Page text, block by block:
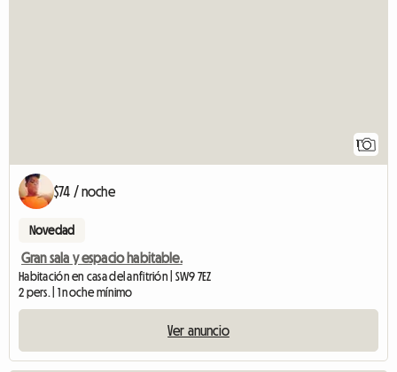
1
$74 / noche
Novedad
Gran sala y espacio habitable.
Habitación en casa del anfitrión | SW9 7EZ
2 pers. | 1 noche mínimo
Ver anuncio